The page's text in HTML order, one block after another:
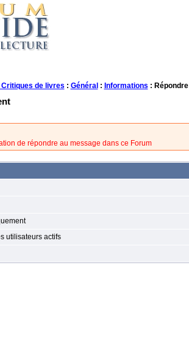
Critiques de livres : Général : Informations : Répondre
de répondre au message dans ce Forum
utilisateurs actifs